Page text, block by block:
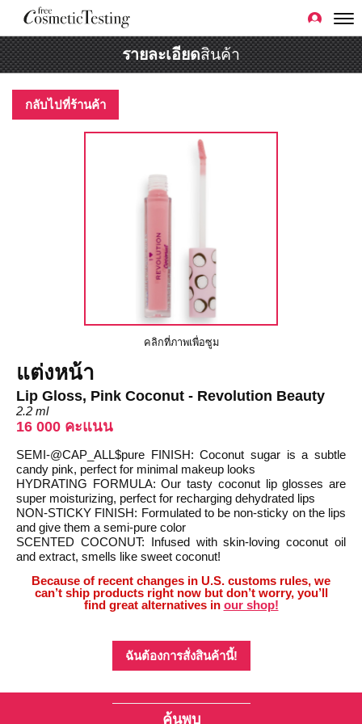
รายละเอียดสินค้า
กลับไปที่ร้านค้า
คลิกที่ภาพเพื่อซูม
แต่งหน้า
Lip Gloss, Pink Coconut - Revolution Beauty
2.2 ml
16 000 คะแนน
SEMI-@CAP_ALL$pure FINISH: Coconut sugar is a subtle
candy pink, perfect for minimal makeup looks
HYDRATING FORMULA: Our tasty coconut lip glosses are
super moisturizing, perfect for recharging dehydrated lips
NON-STICKY FINISH: Formulated to be non-sticky on the lips
and give them a semi-pure color
SCENTED COCONUT: Infused with skin-loving coconut oil
and extract, smells like sweet coconut!
Because of recent changes in U.S. customs rules, we
can’t ship products right now but don’t worry, you’ll
find great alternatives in our shop!
ฉันต้องการสั่งสินค้านี้!
ค้นพบ